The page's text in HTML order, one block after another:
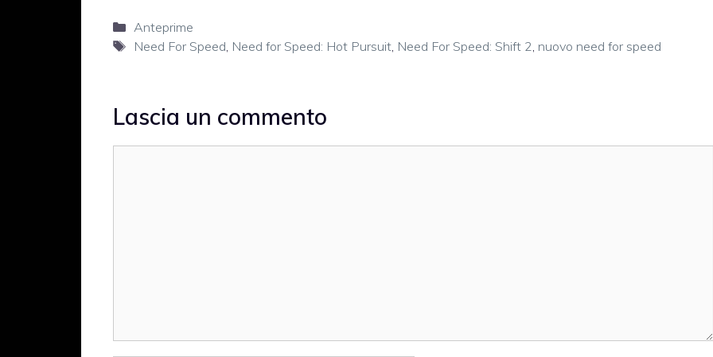
Categorie
Anteprime
Tag
Need For Speed Need for Speed: Hot Pursuit, Need For Speed: Shift 2 nuovo need for speed
Lascia un commento